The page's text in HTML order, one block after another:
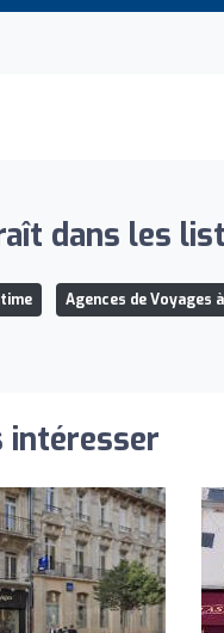
dans les
Agences de Voyages
intéresser